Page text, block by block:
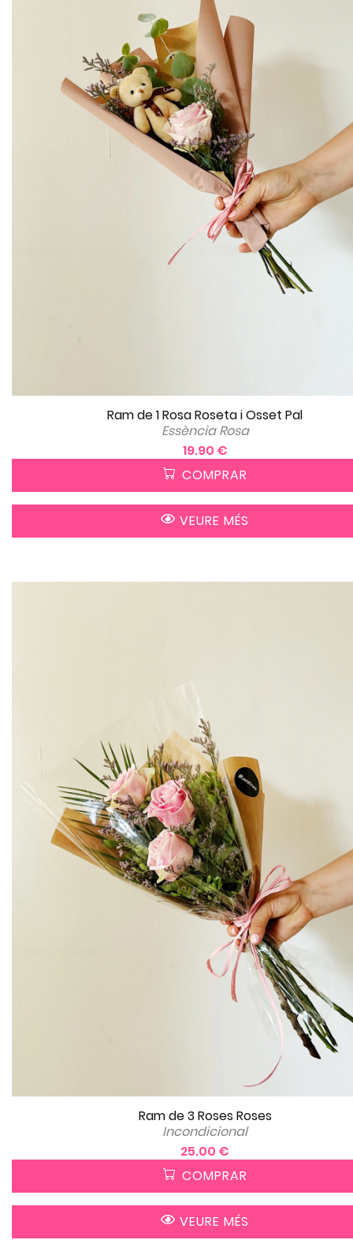
Ram de 1 Rosa Roseta i Osset Pal
Essència Rosa
19.90 €
COMPRAR
VEURE MÉS
Ram de 3 Roses Roses
Incondicional
25.00 €
COMPRAR
VEURE MÉS